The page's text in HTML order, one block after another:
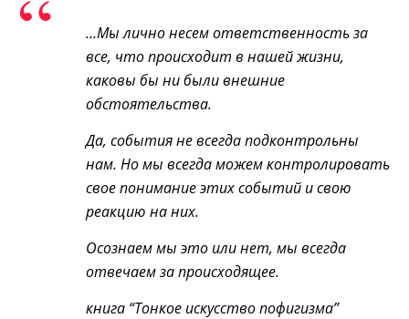
…Мы лично несем ответственность за
все, что происходит в нашей жизни,
каковы бы ни были внешние
обстоятельства.
Да, события не всегда подконтрольны
нам. Но мы всегда можем контролировать
свое понимание этих событий и свою
реакцию на них.
Осознаем мы это или нет, мы всегда
отвечаем за происходящее.
книга “Тонкое искусство пофигизма”